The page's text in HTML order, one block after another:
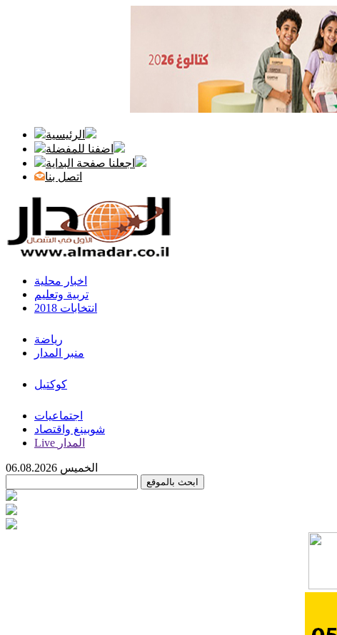
الرئيسية
اضفنا للمفضلة
اجعلنا صفحة البداية
اتصل بنا
اخبار محلية
تربية وتعليم
انتخابات 2018
رياضة
منبر المدار
كوكتيل
اجتماعيات
شوبينغ واقتصاد
Live المدار